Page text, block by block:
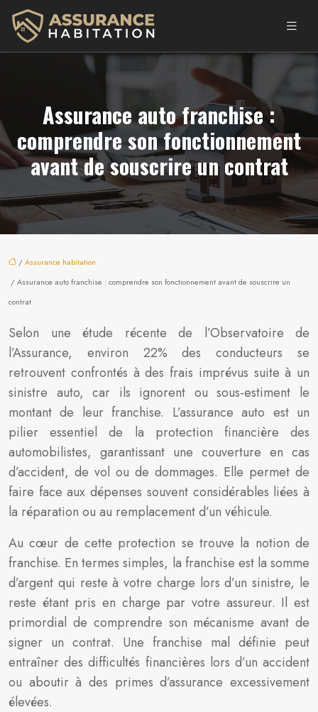
Assurance auto franchise :
comprendre son fonctionnement
avant de souscrire un contrat
/Assurance habitation
/ Assurance auto franchise : comprendre son fonctionnement avant de souscrire un
contrat
Selon une étude récente de l’Observatoire de
l’Assurance, environ 22% des conducteurs se
retrouvent confrontés à des frais imprévus suite à un
sinistre auto, car ils ignorent ou sous-estiment le
montant de leur franchise. L’assurance auto est un
pilier essentiel de la protection financière des
automobilistes, garantissant une couverture en cas
d’accident, de vol ou de dommages. Elle permet de
faire face aux dépenses souvent considérables liées à
la réparation ou au remplacement d’un véhicule.
Au cœur de cette protection se trouve la notion de
franchise. En termes simples, la franchise est la somme
d’argent qui reste à votre charge lors d’un sinistre, le
reste étant pris en charge par votre assureur. Il est
primordial de comprendre son mécanisme avant de
signer un contrat. Une franchise mal définie peut
entraîner des difficultés financières lors d’un accident
ou aboutir à des primes d’assurance excessivement
élevées.